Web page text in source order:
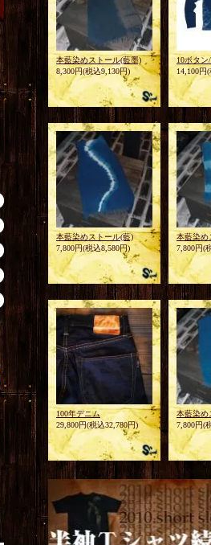
本藍染めストール(藍墨)
8,300円(税込9,130円)
10ボタ
14,100円
本藍染めストール(藍)
7,800円(税込8,580円)
本藍染め
7,800円(
100年デニム
29,800円(税込32,780円)
本藍染め
7,800円(